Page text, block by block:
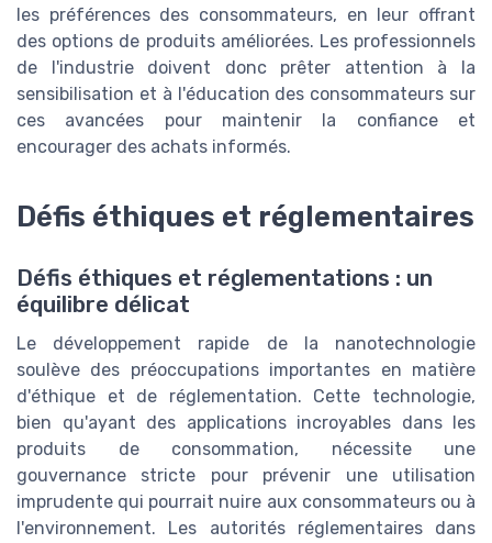
les préférences des consommateurs, en leur offrant
des options de produits améliorées. Les professionnels
de l'industrie doivent donc prêter attention à la
sensibilisation et à l'éducation des consommateurs sur
ces avancées pour maintenir la confiance et
encourager des achats informés.
Défis éthiques et réglementaires
Défis éthiques et réglementations : un
équilibre délicat
Le développement rapide de la nanotechnologie
soulève des préoccupations importantes en matière
d'éthique et de réglementation. Cette technologie,
bien qu'ayant des applications incroyables dans les
produits de consommation, nécessite une
gouvernance stricte pour prévenir une utilisation
imprudente qui pourrait nuire aux consommateurs ou à
l'environnement. Les autorités réglementaires dans